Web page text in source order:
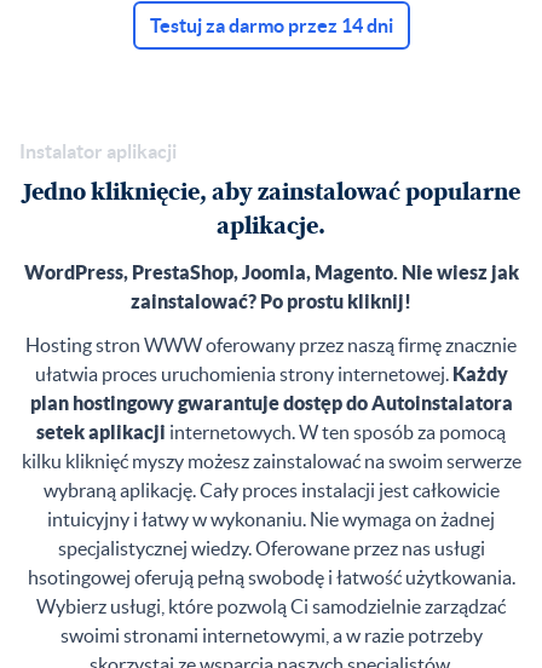
Testuj za darmo przez 14 dni
Instalator aplikacji
Jedno kliknięcie, aby zainstalować popularne
aplikacje.
WordPress, PrestaShop, Joomla, Magento. Nie wiesz jak
zainstalować? Po prostu kliknij!
Hosting stron WWW oferowany przez naszą firmę znacznie
ułatwia proces uruchomienia strony internetowej. Każdy
plan hostingowy gwarantuje dostęp do Autoinstalatora
setek aplikacji internetowych. W ten sposób za pomocą
kilku kliknięć myszy możesz zainstalować na swoim serwerze
wybraną aplikację. Cały proces instalacji jest całkowicie
intuicyjny i łatwy w wykonaniu. Nie wymaga on żadnej
specjalistycznej wiedzy. Oferowane przez nas usługi
hsotingowej oferują pełną swobodę i łatwość użytkowania.
Wybierz usługi, które pozwolą Ci samodzielnie zarządzać
swoimi stronami internetowymi, a w razie potrzeby